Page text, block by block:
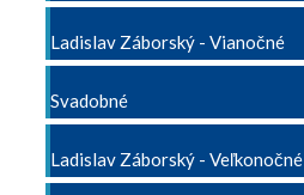
Ladislav Záborský - Vianočné
Svadobné
Ladislav Záborský - Veľkonočné